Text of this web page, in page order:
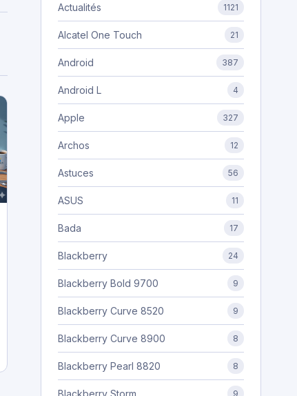
Actualités 1121
Alcatel One Touch 21
Android 387
Android L 4
Apple 327
Archos 12
Astuces 56
ASUS 11
Bada 17
Blackberry 24
Blackberry Bold 9700 9
Blackberry Curve 8520 9
Blackberry Curve 8900 8
Blackberry Pearl 8820 8
Blackberry Storm 9